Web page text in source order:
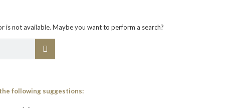
is not available. Maybe you want to perform a search?
following suggestions: